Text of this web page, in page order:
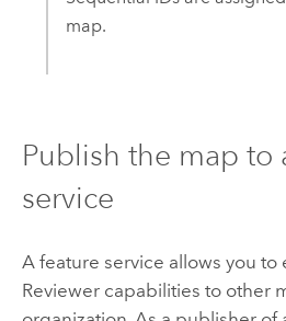
map.
Publish the map to
service
A feature service allows you to
Reviewercapabilities to other